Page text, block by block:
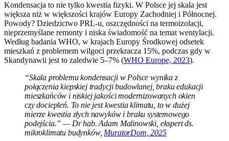
Kondensacja to nie tylko kwestia fizyki. W Polsce jej skala jest
większa niż w większości krajów Europy Zachodniej i Północnej.
Powody? Dziedzictwo PRL-u, oszczędności na termoizolacji,
nieprzemyślane remonty i niska świadomość na temat wentylacji.
Według badania WHO, w krajach Europy Środkowej odsetek
mieszkań z problemem wilgoci przekracza 15%, podczas gdy w
Skandynawii jest to zaledwie 5–7% (WHO Europe, 2023).
“Skala problemu kondensacji w Polsce wynika z
połączenia kiepskiej tradycji budowlanej, braku edukacji
mieszkańców i niskiej jakości modernizowanych okien
czy dociepleń. To nie jest kwestia klimatu, to w dużej
mierze kwestia złych nawyków i braku systemowego
podejścia.” — Dr hab. Adam Malinowski, ekspert ds.
mikroklimatu budynków, MuratorDom, 2025